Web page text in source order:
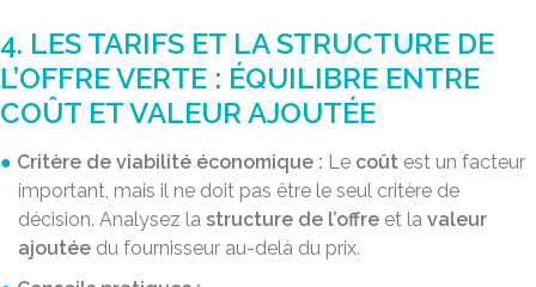
4. LES TARIFS ET LA STRUCTURE DE
L’OFFRE VERTE : ÉQUILIBRE ENTRE
COÛT ET VALEUR AJOUTÉE
Critère de viabilité économique : Le coût est un facteur
important, mais il ne doit pas être le seul critère de
décision. Analysez la structure de l’offre et la valeur
ajoutée du fournisseur au-delà du prix.